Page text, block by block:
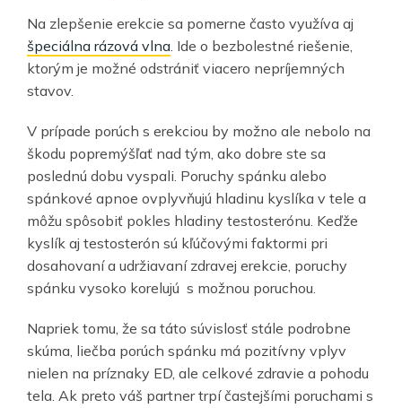
Na zlepšenie erekcie sa pomerne často využíva aj
špeciálna rázová vlna. Ide o bezbolestné riešenie,
ktorým je možné odstrániť viacero nepríjemných
stavov.
V prípade porúch s erekciou by možno ale nebolo na
škodu popremýšľať nad tým, ako dobre ste sa
poslednú dobu vyspali. Poruchy spánku alebo
spánkové apnoe ovplyvňujú hladinu kyslíka v tele a
môžu spôsobiť pokles hladiny testosterónu. Keďže
kyslík aj testosterón sú kľúčovými faktormi pri
dosahovaní a udržiavaní zdravej erekcie, poruchy
spánku vysoko korelujú s možnou poruchou.
Napriek tomu, že sa táto súvislosť stále podrobne
skúma, liečba porúch spánku má pozitívny vplyv
nielen na príznaky ED, ale celkové zdravie a pohodu
tela. Ak preto váš partner trpí častejšími poruchami s